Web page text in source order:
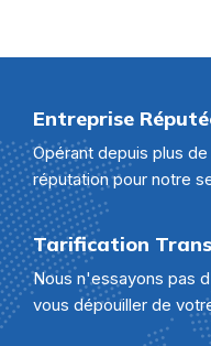
Entreprise
Opérant depuis plus
réputation pour notre
Tarification
Nous n'essayons pas
vous dépouiller de